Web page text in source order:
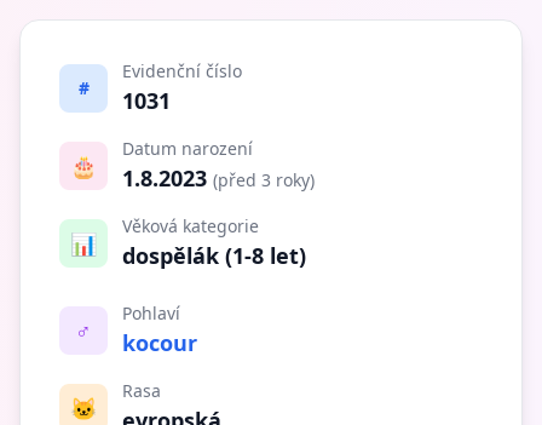
#
Evidenční číslo
1031
🎂
Datum narození
1.8.2023 (před 3 roky)
📊
Věková kategorie
dospělák (1-8 let)
♂️
Pohlaví
kocour
🐱
Rasa